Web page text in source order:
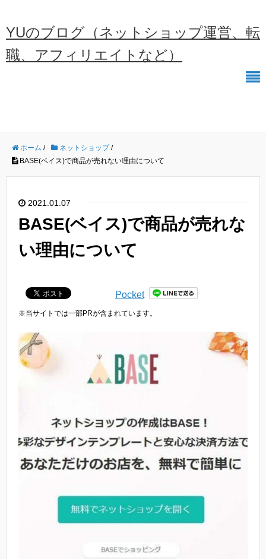
YUのブログ（ネットショップ運営、転
職、アフィリエイトなど）
ホーム / ネットショップ/
BASE(ベイス)で商品が売れない理由について
2021.01.07
BASE(ベイス)で商品が売れな
い理由について
Pocket
※当サイトでは一部PRが含まれています。